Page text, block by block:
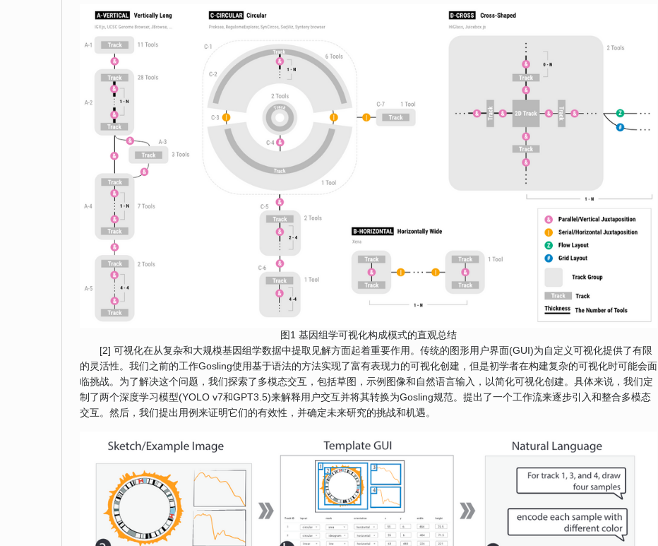
图1 基因组学可视化构成模式的直观总结
[2] 可视化在从复杂和大规模基因组学数据中提取见解方面起着重要作用。传统的图形用户界面(GUI)为自定义可视化提供了有限
的灵活性。我们之前的工作Gosling使用基于语法的方法实现了富有表现力的可视化创建，但是初学者在构建复杂的可视化时可能会面
临挑战。为了解决这个问题，我们探索了多模态交互，包括草图，示例图像和自然语言输入，以简化可视化创建。具体来说，我们定
制了两个深度学习模型(YOLO v7和GPT3.5)来解释用户交互并将其转换为Gosling规范。提出了一个工作流来逐步引入和整合多模态
交互。然后，我们提出用例来证明它们的有效性，并确定未来研究的挑战和机遇。